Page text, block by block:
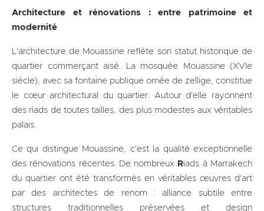
Architecture et rénovations : entre patrimoine et
modernité
L'architecture de Mouassine reflète son statut historique de
quartier commerçant aisé. La mosquée Mouassine (XVIe
siècle), avec sa fontaine publique ornée de zellige, constitue
le cœur architectural du quartier. Autour d'elle rayonnent
des riads de toutes tailles, des plus modestes aux véritables
palais.
Ce qui distingue Mouassine, c'est la qualité exceptionnelle
des rénovations récentes. De nombreux Riads à Marrakech
du quartier ont été transformés en véritables œuvres d'art
par des architectes de renom : alliance subtile entre
structures traditionnelles préservées et design